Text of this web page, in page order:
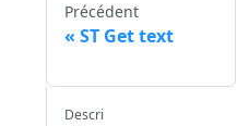
Précédent
ST Get text
Descri